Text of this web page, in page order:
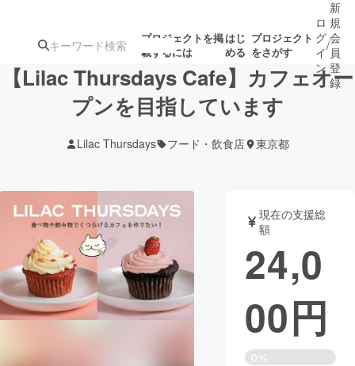
プロジェクトを掲
載するには
はじ
める
プロジェクト
をさがす
ターン
ジェクト
募集終了が近いプ
ロジェクト
されます
アート・写真 音楽
テクノロジー・ガジェット ゲーム・
映像・映画 書籍・雑誌
チャレンジ
ロ
グ
イ
ン
/
新
規
会
員
登
録
【Lilac Thursdays Cafe】カフェオー
プンを目指しています
Lilac Thursdays フード・飲食店 東京都
現在の支援総
額
24,0
00円
0%